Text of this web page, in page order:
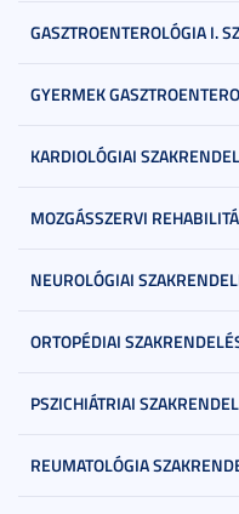
GASZTROENTEROLÓGIA I.
GYERMEK
KARDIOLÓGIAI
MOZGÁSSZERVI
NEUROLÓGIAI
ORTOPÉDIAI
PSZICHIÁTRIAI
REUMATOLÓGIA